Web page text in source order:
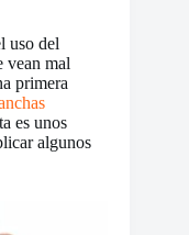
uso del
vean mal
primera
es unos
algunos